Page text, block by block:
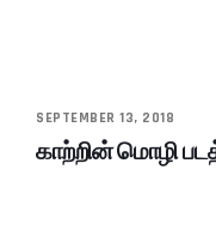
SEPTEMBER 13, 2018
காற்றின் மொழி